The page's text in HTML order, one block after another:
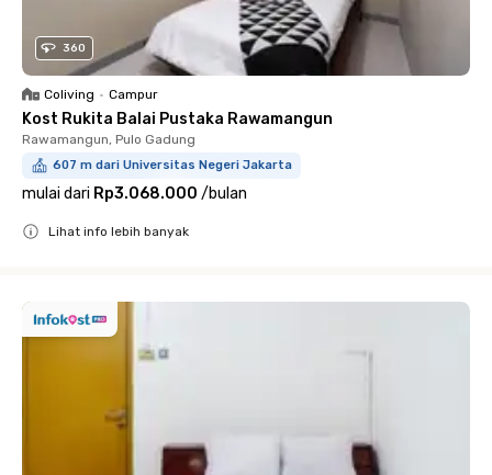
360
Coliving • Campur
Kost Rukita Balai Pustaka Rawamangun
Rawamangun, Pulo Gadung
607 m dari Universitas Negeri Jakarta
mulai dari Rp3.068.000 /bulan
Lihat info lebih banyak